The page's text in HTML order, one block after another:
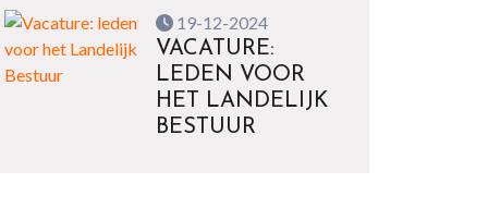
19-12-2024
VACATURE:
LEDEN VOOR
HET LANDELIJK
BESTUUR